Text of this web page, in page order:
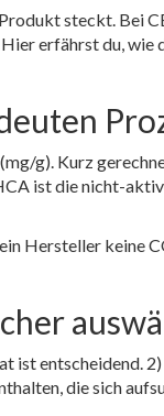
steckt. Bei
erfährst du, wie
g). Kurz
ist die nicht-
Hersteller
entscheidend.
die sich